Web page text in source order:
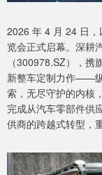
2026 年 4 月 24 日，
览会正式启幕。深耕
（300978.SZ），
新整车定制力作——
索，无尽守护的内核
完成从汽车零部件供
供商的跨越式转型，